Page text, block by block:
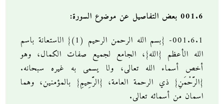
001.6 بعض التفاصيل عن موضوع السورة:
001.6.1- {بسم الله الرحمن الرحيم (1)} الاستعانة باسم
الله الأعظم {الله}، الجامع لجميع صفات الكمال، وهو
أخص أسماء الله تعالى، ولا يسمى به غيره سبحانه.
{الرَّحْمَنِ} ذي الرحمة العامة، {الرَّحِيمِ} بالمؤمنين، وهما
اسمان من أسمائه تعالى.